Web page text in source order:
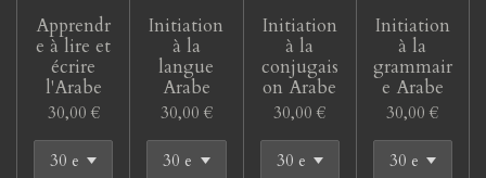
Apprendr
e à lire et
écrire
l'Arabe
30,00 €
Initiation
à la
langue
Arabe
30,00 €
Initiation
à la
conjugais
on Arabe
30,00 €
Initiation
à la
grammair
e Arabe
30,00 €